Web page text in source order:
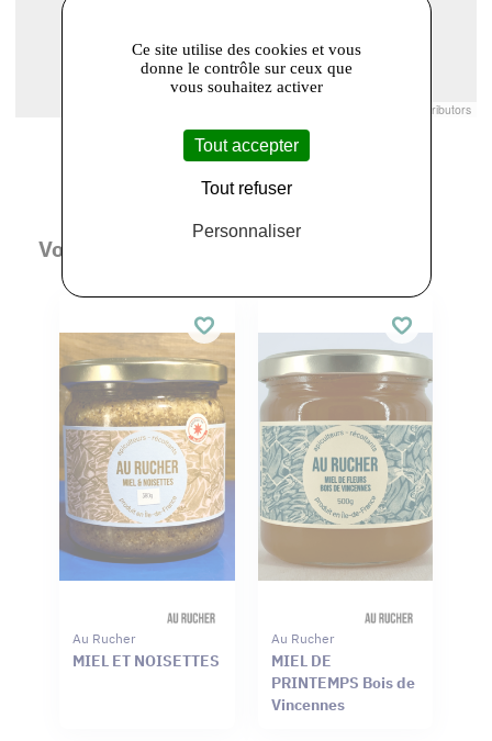
contributors
Vous aimerez aussi
Au Rucher
MIEL ET NOISETTES
Au Rucher
MIEL DE
PRINTEMPS Bois de
Vincennes
Ce site utilise des cookies et vous
donne le contrôle sur ceux que
vous souhaitez activer
Tout accepter
Tout refuser
Personnaliser